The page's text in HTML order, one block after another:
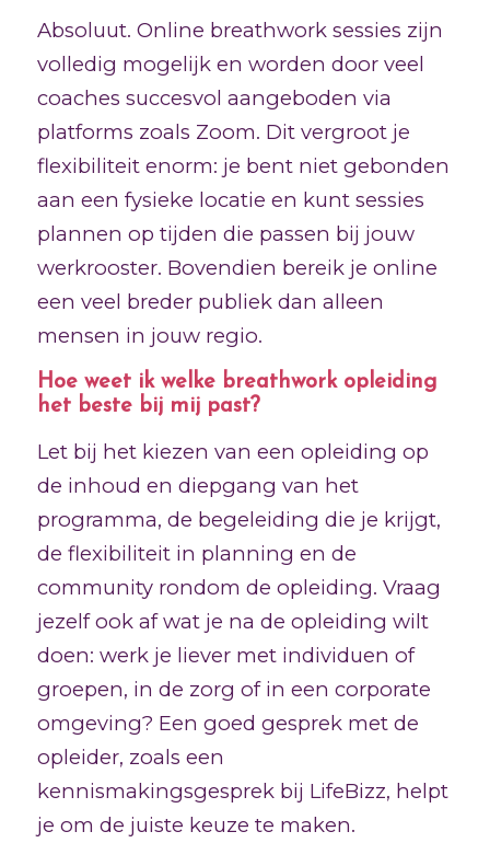
Absoluut. Online breathwork sessies zijn
volledig mogelijk en worden door veel
coaches succesvol aangeboden via
platforms zoals Zoom. Dit vergroot je
flexibiliteit enorm: je bent niet gebonden
aan een fysieke locatie en kunt sessies
plannen op tijden die passen bij jouw
werkrooster. Bovendien bereik je online
een veel breder publiek dan alleen
mensen in jouw regio.
Hoe weet ik welke breathwork opleiding
het beste bij mij past?
Let bij het kiezen van een opleiding op
de inhoud en diepgang van het
programma, de begeleiding die je krijgt,
de flexibiliteit in planning en de
community rondom de opleiding. Vraag
jezelf ook af wat je na de opleiding wilt
doen: werk je liever met individuen of
groepen, in de zorg of in een corporate
omgeving? Een goed gesprek met de
opleider, zoals een
kennismakingsgesprek bij LifeBizz, helpt
je om de juiste keuze te maken.